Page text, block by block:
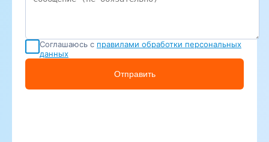
Соглашаюсь с правилами обработки персональных
данных
Отправить